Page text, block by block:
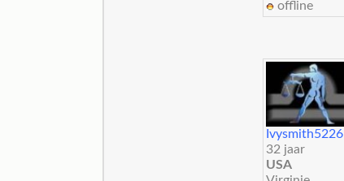
offline
Ivysmith5226
32 jaar
USA